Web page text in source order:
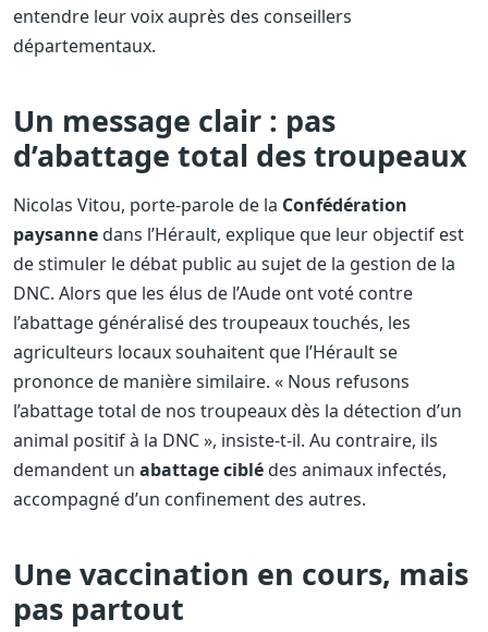
entendre leur voix auprès des conseillers
départementaux.
Un message clair : pas
d’abattage total des troupeaux
Nicolas Vitou, porte-parole de la Confédération
paysannedans l’Hérault, explique que leur objectif est
de stimuler le débat public au sujet de la gestion de la
DNC. Alors que les élus de l’Aude ont voté contre
l’abattage généralisé des troupeaux touchés, les
agriculteurs locaux souhaitent que l’Hérault se
prononce de manière similaire. « Nous refusons
l’abattage total de nos troupeaux dès la détection d’un
animal positif à la DNC », insiste-t-il. Au contraire, ils
demandent un abattage ciblédes animaux infectés,
accompagné d’un confinement des autres.
Une vaccination en cours, mais
pas partout